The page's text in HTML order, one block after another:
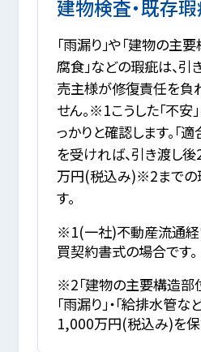
建物検査・既存
「雨漏り」や「建物の主
腐食」などの瑕疵は、引
売主様が修復責任を負
せん。※1こうした「不安
っかりと確認します。「
を受ければ、引き渡し
万円(税込み)※2までの
す。
※1(一社)不動産流通
買契約書式の場合です。
※2「建物の主要構造部
「雨漏り」・「給排水管
1,000万円(税込み)を保